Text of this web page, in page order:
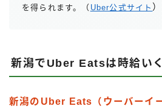
を得られます。（ Uber公式サイト ）
新潟でUber Eatsは時給い
新潟のUber Eats（ウーバーイ